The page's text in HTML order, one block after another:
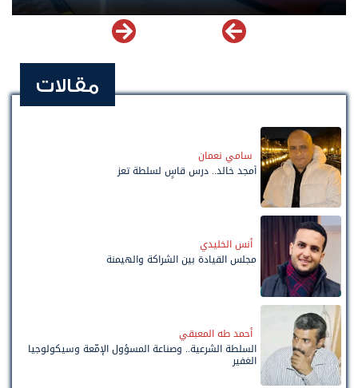
مقالات
سامي نعمان
أمجد خالد.. درس قاسٍ لسلطة تعز
أنس الخليدي
مجلس القيادة بين الشراكة والهيمنة
أحمد طه المعبقي
السلطة الشرعية.. وصناعة المسؤول الإمّعة وسيكولوجيا
الغفير